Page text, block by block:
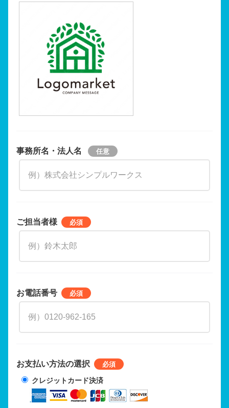
事務所名・法人名
ご担当者様
お電話番号
お支払い方法の選択
クレジットカード決済